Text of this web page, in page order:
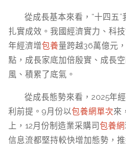
從成長基本來看，“十四五
扎實成效。我國經濟實力、科
年經濟增包養量跨越36萬億元
點，成長家底加倍殷實、成長
風、積累了底氣。
從成長態勢來看，2025年
利前提。9月份以包養網單次來
上，12月份制造業采購司包養網
信息流都堅持較快增加態勢，